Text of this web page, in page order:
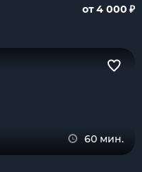
от 4 000 ₽
60 мин.